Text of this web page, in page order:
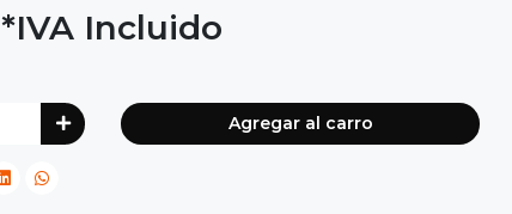
*IVA Incluido
Agregar al carro